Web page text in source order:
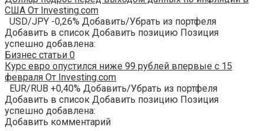
США От Investing.com
USD/JPY -0,26% Добавить/Убрать из портфеля
Добавить в список Добавить позицию Позиция
успешно добавлена:
Бизнес статьи 0
Курс евро опустился ниже 99 рублей впервые с 15
февраля От Investing.com
EUR/RUB +0,40% Добавить/Убрать из портфеля
Добавить в список Добавить позицию Позиция
успешно добавлена:
Добавить комментарий